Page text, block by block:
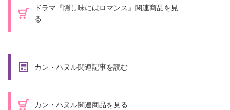
ドラマ『隠し味にはロマンス』関連商品を見
る
カン・ハヌル関連記事を読む
カン・ハヌル関連商品を見る